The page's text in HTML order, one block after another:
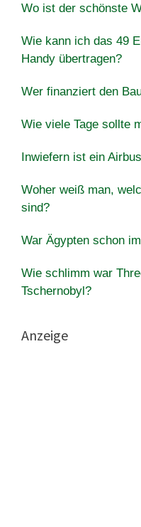
Wo ist der schönste
Wie kann ich das 49
Handy übertragen?
Wer finanziert den
Wie viele Tage sollte
Inwiefern ist ein
Woher weiß man,
sind?
War Ägypten schon
Wie schlimm war
Tschernobyl?
Anzeige